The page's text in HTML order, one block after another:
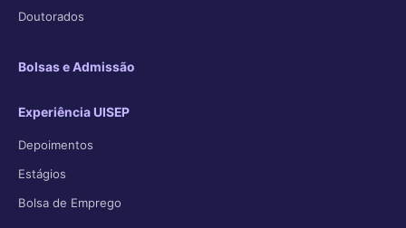
Doutorados
Bolsas e Admissão
Experiência UISEP
Depoimentos
Estágios
Bolsa de Emprego